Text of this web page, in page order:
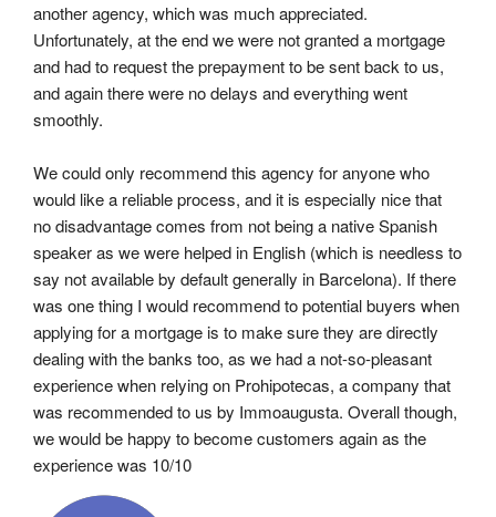
another agency, which was much appreciated.
Unfortunately, at the end we were not granted a mortgage
and had to request the prepayment to be sent back to us,
and again there were no delays and everything went
smoothly.
We could only recommend this agency for anyone who
would like a reliable process, and it is especially nice that
no disadvantage comes from not being a native Spanish
speaker as we were helped in English (which is needless to
say not available by default generally in Barcelona). If there
was one thing I would recommend to potential buyers when
applying for a mortgage is to make sure they are directly
dealing with the banks too, as we had a not-so-pleasant
experience when relying on Prohipotecas, a company that
was recommended to us by Immoaugusta. Overall though,
we would be happy to become customers again as the
experience was 10/10